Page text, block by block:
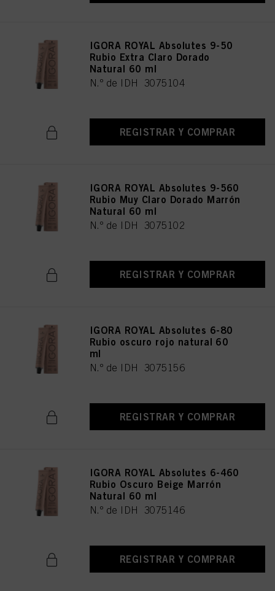
IGORA ROYAL Absolutes 9-50
Rubio Extra Claro Dorado
Natural 60 ml
N.º de IDH 3075104
REGISTRAR Y COMPRAR
IGORA ROYAL Absolutes 9-560
Rubio Muy Claro Dorado Marrón
Natural 60 ml
N.º de IDH 3075102
REGISTRAR Y COMPRAR
IGORA ROYAL Absolutes 6-80
Rubio oscuro rojo natural 60
ml
N.º de IDH 3075156
REGISTRAR Y COMPRAR
IGORA ROYAL Absolutes 6-460
Rubio Oscuro Beige Marrón
Natural 60 ml
N.º de IDH 3075146
REGISTRAR Y COMPRAR